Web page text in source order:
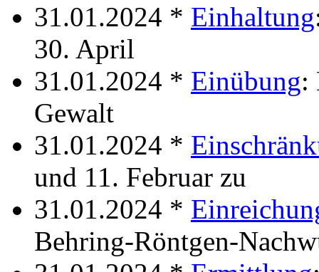
31.01.2024 * Einhaltung
30. April
31.01.2024 * Einübung:
Gewalt
31.01.2024 *
und 11. Februar zu
31.01.2024 *
Behring-Röntgen-